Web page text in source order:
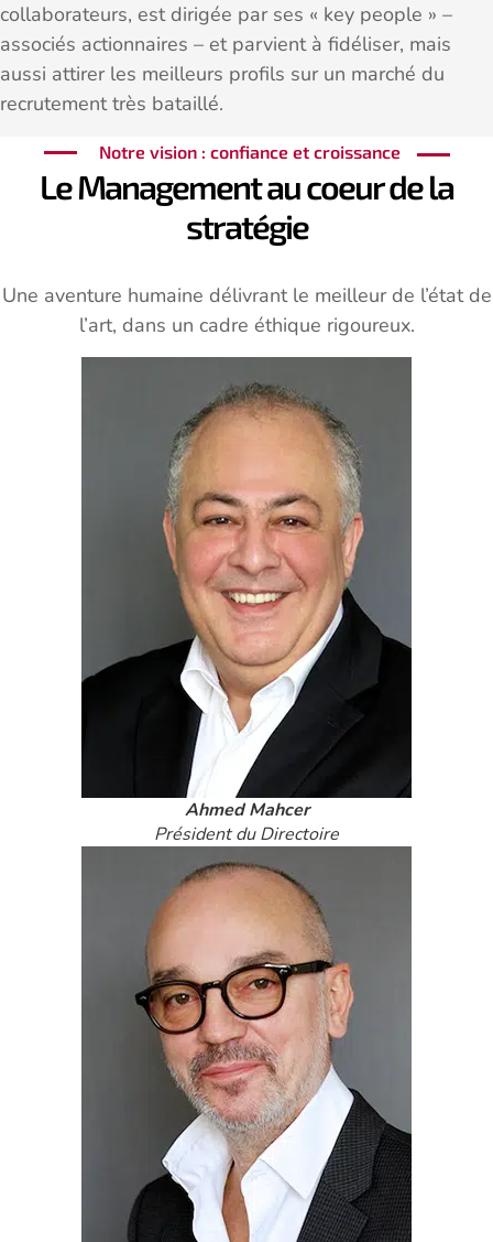
collaborateurs, est dirigée par ses « key people » –
associés actionnaires – et parvient à fidéliser, mais
aussi attirer les meilleurs profils sur un marché du
recrutement très bataillé.
Notre vision : confiance et croissance
Le Management au coeur de la
stratégie
Une aventure humaine délivrant le meilleur de l’état de
l’art, dans un cadre éthique rigoureux.
Ahmed Mahcer
Président du Directoire